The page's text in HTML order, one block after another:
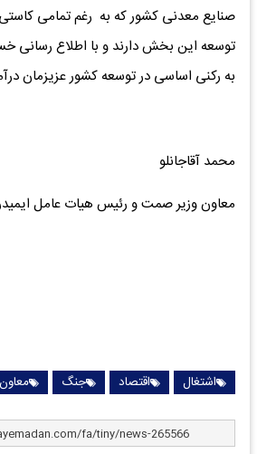
صنایع معدنی کشور که به رغم تمامی
توسعه این بخش دارند و با اطلاع رسانی
به رکنی اساسی در توسعه کشور عزیزمان
محمد آقاجانلو
معاون وزیر صمت و رئیس هیات عامل
اشتغال اقتصاد جنگ